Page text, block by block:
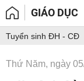
GIÁO DỤC
Tuyển sinh ĐH - CĐ
Thứ Năm, ngày